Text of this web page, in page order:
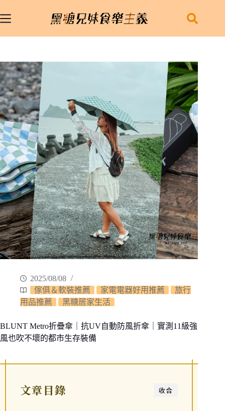
至
容
2025/08/08
傢俱＆軟裝推薦
家電電器好用推薦
旅行
用品推薦
黑糖居家生活
BLUNT Metro折疊傘｜抗UV自動防風折傘｜實測11級強
風也吹不壞的都市生存裝備
收合
文章目錄